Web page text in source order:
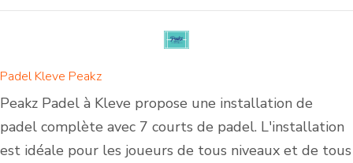
Padel Kleve Peakz
Peakz Padel à Kleve propose une installation de
padel complète avec 7 courts de padel. L'installation
est idéale pour les joueurs de tous niveaux et de tous